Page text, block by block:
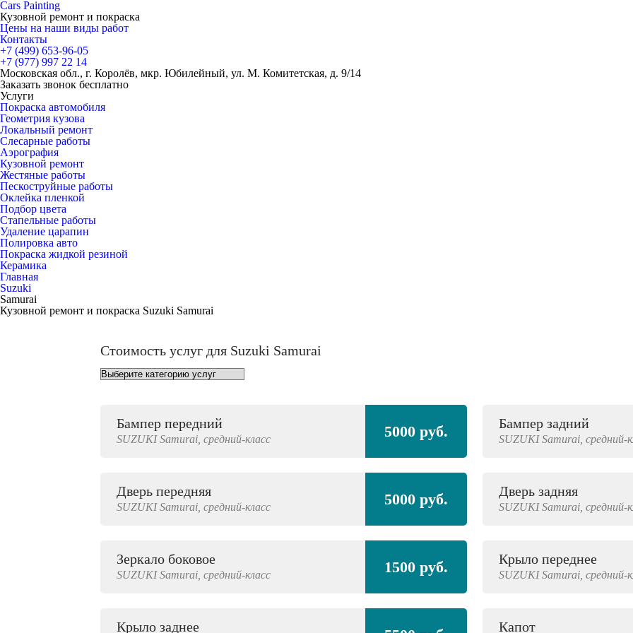
Cars Painting
Кузовной ремонт и покраска
Цены на наши виды работ
Контакты
+7 (499) 653-96-05
+7 (977) 997 22 14
Московская обл., г. Королёв, мкр. Юбилейный, ул. М. Комитетская, д. 9/14
Заказать звонок бесплатно
Услуги
Покраска автомобиля
Геометрия кузова
Локальный ремонт
Слесарные работы
Аэрография
Кузовной ремонт
Жестяные работы
Пескоструйные работы
Оклейка пленкой
Подбор цвета
Стапельные работы
Удаление царапин
Полировка авто
Покраска жидкой резиной
Керамика
Главная
Suzuki
Samurai
Кузовной ремонт и покраска Suzuki Samurai
Стоимость услуг для Suzuki Samurai
Бампер передний
SUZUKISamurai, средний-класс 5000 руб. Бампер задний
SUZUKISamurai, средний-
Дверь передняя
SUZUKISamurai, средний-класс 5000 руб. Дверь задняя
SUZUKISamurai, средний-
Зеркало боковое
SUZUKISamurai, средний-класс 1500 руб. Крыло переднее
SUZUKISamurai, средний-
Крыло заднее Капот